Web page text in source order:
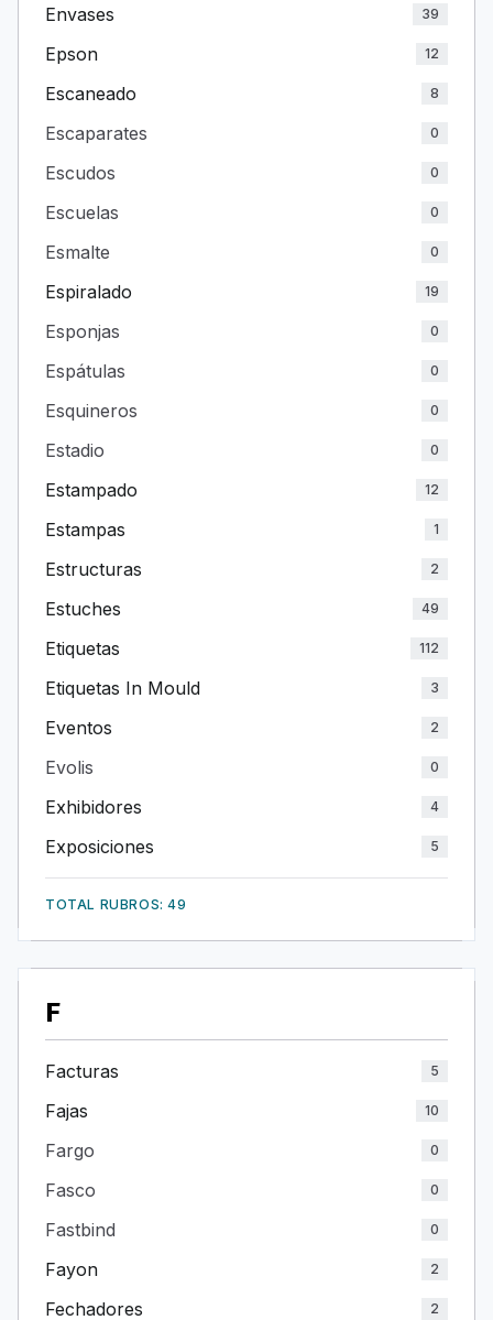
Envases 39
Epson 12
Escaneado 8
Escaparates 0
Escudos 0
Escuelas 0
Esmalte 0
Espiralado 19
Esponjas 0
Espátulas 0
Esquineros 0
Estadio 0
Estampado 12
Estampas 1
Estructuras 2
Estuches 49
Etiquetas 112
Etiquetas In Mould 3
Eventos 2
Evolis 0
Exhibidores 4
Exposiciones 5
TOTAL RUBROS: 49
F
Facturas 5
Fajas 10
Fargo 0
Fasco 0
Fastbind 0
Fayon 2
Fechadores 2